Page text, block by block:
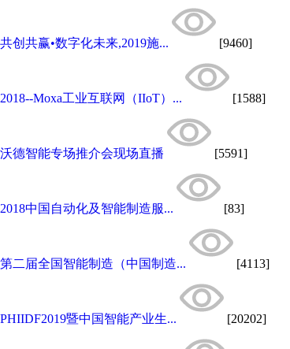
共创共赢•数字化未来,2019施... [9460]
2018--Moxa工业互联网（IIoT）... [1588]
沃德智能专场推介会现场直播 [5591]
2018中国自动化及智能制造服... [83]
第二届全国智能制造（中国制造... [4113]
PHIIDF2019暨中国智能产业生... [20202]